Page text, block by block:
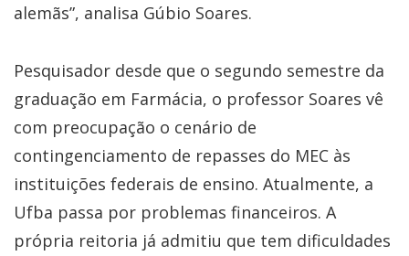
alemãs”, analisa Gúbio Soares.
Pesquisador desde que o segundo semestre da
graduação em Farmácia, o professor Soares vê
com preocupação o cenário de
contingenciamento de repasses do MEC às
instituições federais de ensino. Atualmente, a
Ufba passa por problemas financeiros. A
própria reitoria já admitiu que tem dificuldades